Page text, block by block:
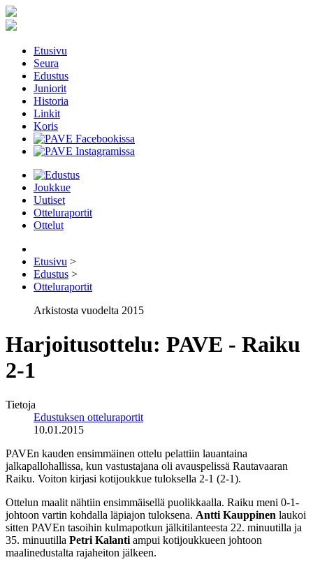
Etusivu
Seura
Edustus
Juniorit
Historia
Linkit
Koris
Joukkue
Uutiset
Otteluraportit
Ottelut
Etusivu >
Edustus >
Otteluraportit
Arkistosta vuodelta 2015
Harjoitusottelu: PAVE - Raiku
2-1
Tietoja
Edustuksen otteluraportit
10.01.2015
PAVEn kauden ensimmäinen ottelu pelattiin lauantaina
jalkapallohallissa, kun vastustajana oli avauspelissä Rautavaaran
Raiku. Voiton kirjasi kotijoukkue tuloksella 2-1 (2-1).
Ottelun maalit nähtiin ensimmäisellä puolikkaalla. Raiku meni 0-1-
johtoon vartin kohdalla läpiajon tuloksena. Antti Kauppinen laukoi
sitten PAVEn tasoihin kulmapotkun jälkitilanteesta 22. minuutilla ja
35. minuutilla Petri Kalanti ampui kotijoukkueen johtoon
maalinedustalta rajaheiton jälkeen.